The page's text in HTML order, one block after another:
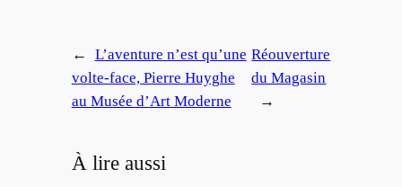
←
L’aventure n’est qu’une
volte-face, Pierre Huyghe
au Musée d’Art Moderne
Réouverture
du Magasin
→
À lire aussi